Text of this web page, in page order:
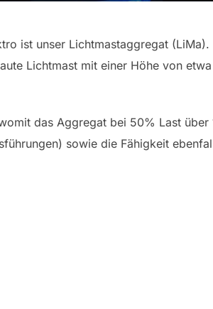
ist unser Lichtmastaggregat
Lichtmast mit einer Höhe von
das Aggregat bei 50% Last
sowie die Fähigkeit